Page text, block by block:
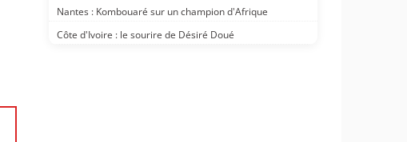
Nantes : Kombouaré sur un champion d'Afrique
Côte d'Ivoire : le sourire de Désiré Doué